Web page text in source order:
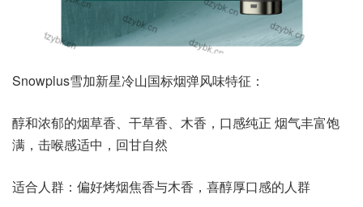
Snowplus雪加新星冷山国标烟弹风味特征：
醇和浓郁的烟草香、干草香、木香，口感纯正 烟气丰富饱
满，击喉感适中，回甘自然
适合人群：偏好烤烟焦香与木香，喜醇厚口感的人群